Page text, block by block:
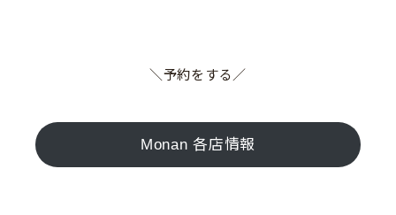
＼予約をする／
Monan 各店情報